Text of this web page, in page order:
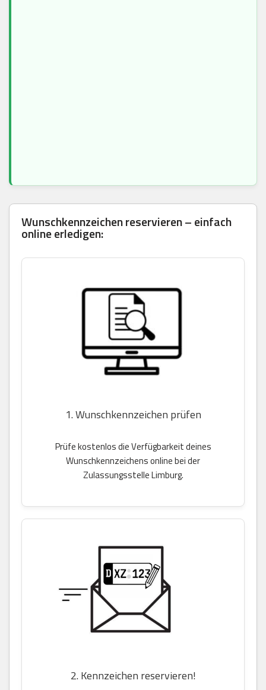
Wunschkennzeichen reservieren – einfach
online erledigen:
1. Wunschkennzeichen prüfen
Prüfe kostenlos die Verfügbarkeit deines
Wunschkennzeichens online bei der
Zulassungsstelle Limburg.
2. Kennzeichen reservieren!